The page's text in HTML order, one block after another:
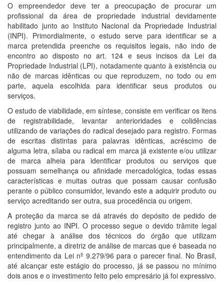
O empreendedor deve ter a preocupação de procurar um
profissional da área de propriedade industrial devidamente
habilitado junto ao Instituto Nacional da Propriedade Industrial
(INPI). Primordialmente, o estudo serve para identificar se a
marca pretendida preenche os requisitos legais, não indo de
encontro ao disposto no art. 124 e seus incisos da Lei da
Propriedade Industrial (LPI), notadamente quanto à existência ou
não de marcas idênticas ou que reproduzem, no todo ou em
parte, aquela escolhida para identificar seus produtos ou
serviços.
O estudo de viabilidade, em síntese, consiste em verificar os itens
de registrabilidade, levantar anterioridades e colidências
utilizando de variações do radical desejado para registro. Formas
de escritas distintas para palavras idênticas, acréscimo de
alguma letra, sílaba ou radical em marca já existente e/ou utilizar
de marca alheia para identificar produtos ou serviços que
possuam semelhança ou afinidade mercadológica, todas essas
características e muitas outras que possam causar confusão
perante o público consumidor, levando este a adquirir produto ou
serviço acreditando ser outra, sua procedência ou origem.
A proteção da marca se dá através do depósito de pedido de
registro junto ao INPI. O processo segue o devido trâmite legal
até chegar à análise dos técnicos do órgão que utilizam
principalmente, a diretriz de análise de marcas que é baseada no
entendimento da Lei nº 9.279/96 para o parecer final. No Brasil,
até alcançar este estágio do processo, já se passou no mínimo
dois anos e o investimento feito pelo empresário já foi expressivo.